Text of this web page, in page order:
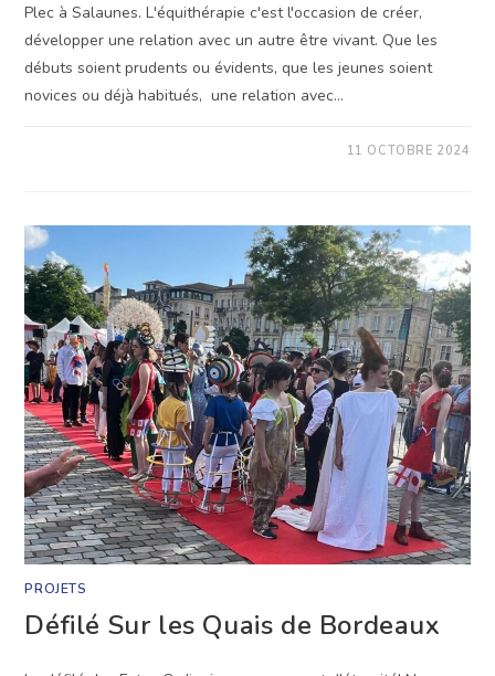
Plec à Salaunes. L'équithérapie c'est l'occasion de créer,
développer une relation avec un autre être vivant. Que les
débuts soient prudents ou évidents, que les jeunes soient
novices ou déjà habitués, une relation avec…
11 OCTOBRE 2024
PROJETS
Défilé Sur les Quais de Bordeaux